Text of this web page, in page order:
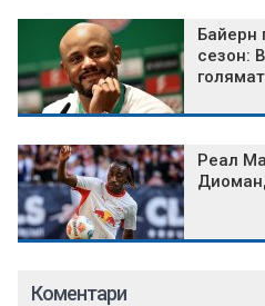
Байерн
сезон:
Реал
Коментари